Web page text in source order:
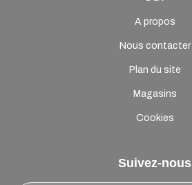
A propos
Nous contacter
Plan du site
Magasins
Cookies
Suivez-nous